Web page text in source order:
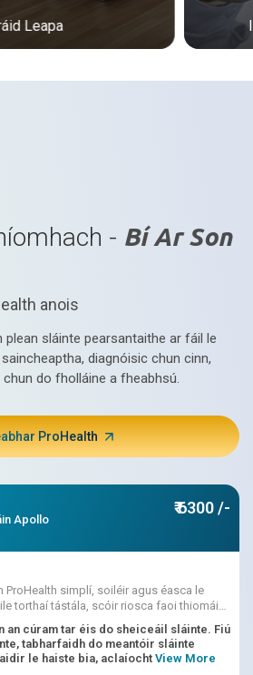
Leapa
- Bí Ar Son
anois
plean sláinte pearsantaithe ar fáil le
diagnóisic chun cinn,
do fholláine a fheabhsú.
ProHealth
Apollo
₹ 6300 /-
ProHealth simplí, soiléir agus éasca le
torthaí tástála, scóir riosca faoi thiomáint
an cúram tar éis do sheiceáil sláinte. Fiú
tabharfaidh do meantóir sláinte
le haiste bia, aclaíocht View More